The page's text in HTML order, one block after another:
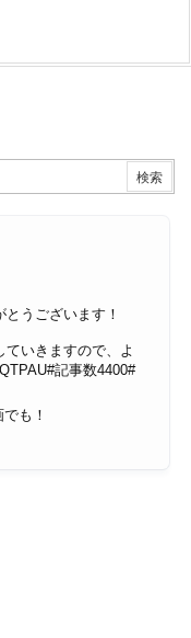
うございます！
いきますので、よ
#記事数4400#
も！